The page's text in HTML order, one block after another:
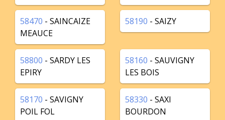
58470 - SAINCAIZE
MEAUCE
58190 - SAIZY
58800 - SARDY LES
EPIRY
58160 - SAUVIGNY
LES BOIS
58170 - SAVIGNY
POIL FOL
58330 - SAXI
BOURDON